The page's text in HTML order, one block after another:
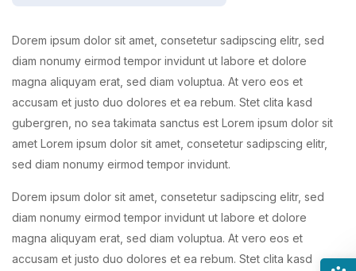
Dorem ipsum dolor sit amet, consetetur sadipscing elitr, sed
diam nonumy eirmod tempor invidunt ut labore et dolore
magna aliquyam erat, sed diam voluptua. At vero eos et
accusam et justo duo dolores et ea rebum. Stet clita kasd
gubergren, no sea takimata sanctus est Lorem ipsum dolor sit
amet Lorem ipsum dolor sit amet, consetetur sadipscing elitr,
sed diam nonumy eirmod tempor invidunt.
Dorem ipsum dolor sit amet, consetetur sadipscing elitr, sed
diam nonumy eirmod tempor invidunt ut labore et dolore
magna aliquyam erat, sed diam voluptua. At vero eos et
accusam et justo duo dolores et ea rebum. Stet clita kasd